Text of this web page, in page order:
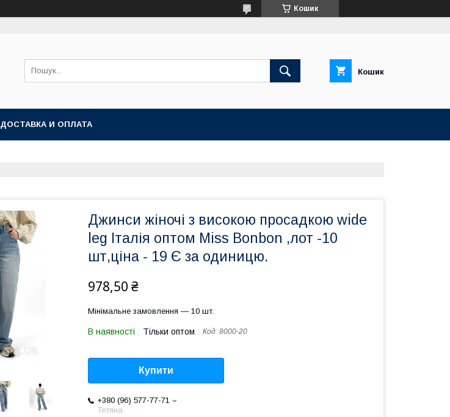
Кошик
Кошик
ДОСТАВКА И ОПЛАТА
Джинси жіночі з високою просадкою wide
leg Італія оптом Miss Bonbon ,лот -10
шт,ціна - 19 Є за одиницю.
978,50 ₴
Мінімальне замовлення — 10 шт.
В наявності Тільки оптом Код: 8000-20
Купити
+380 (96) 577-77-71
Тетяна